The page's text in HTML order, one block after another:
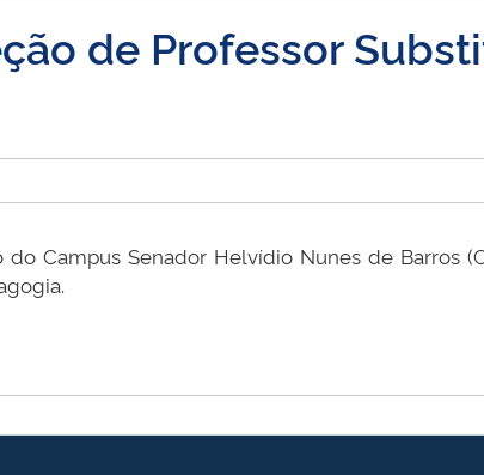
de Professor
Campus Senador Helvídio Nunes de Barros